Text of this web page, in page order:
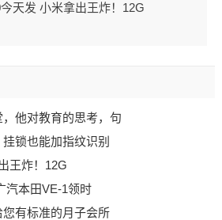
天发 小米拿出王炸！12G
他对教育的思考，句
锁也能加指纹识别
王炸！12G
汽本田VE-1领时
有标准的月子会所